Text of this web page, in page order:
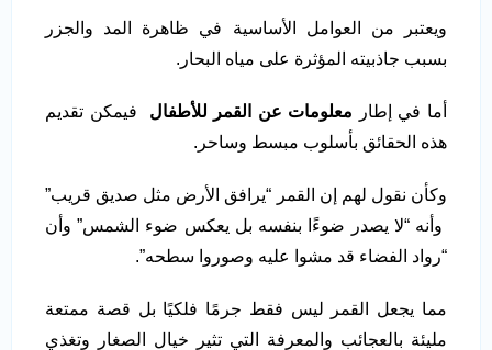
ويعتبر من العوامل الأساسية في ظاهرة المد والجزر
بسبب جاذبيته المؤثرة على مياه البحار.
أما في إطار معلومات عن القمر للأطفال فيمكن تقديم
هذه الحقائق بأسلوب مبسط وساحر.
وكأن نقول لهم إن القمر “يرافق الأرض مثل صديق قريب”
وأنه “لا يصدر ضوءًا بنفسه بل يعكس ضوء الشمس” وأن
“رواد الفضاء قد مشوا عليه وصوروا سطحه”.
مما يجعل القمر ليس فقط جرمًا فلكيًا بل قصة ممتعة
مليئة بالعجائب والمعرفة التي تثير خيال الصغار وتغذي